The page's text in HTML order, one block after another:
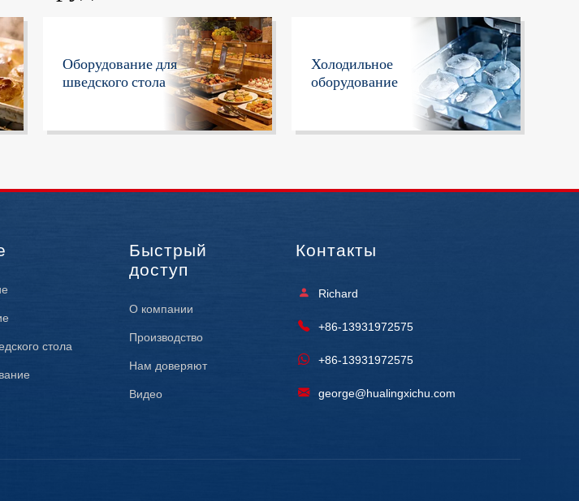
Оборудование для
шведского стола
Холодильное
оборудование
стола
Быстрый
доступ
О компании
Производство
Нам доверяют
Видео
Контакты
Richard
+86-13931972575
+86-13931972575
george@hualingxichu.com